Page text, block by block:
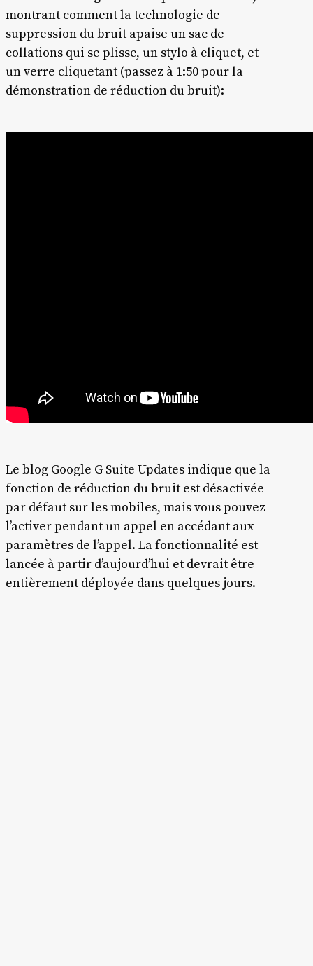
montrant comment la technologie de
suppression du bruit apaise un sac de
collations qui se plisse, un stylo à cliquet, et
un verre cliquetant (passez à 1:50 pour la
démonstration de réduction du bruit):
Le blog Google G Suite Updates indique que la
fonction de réduction du bruit est désactivée
par défaut sur les mobiles, mais vous pouvez
l’activer pendant un appel en accédant aux
paramètres de l’appel. La fonctionnalité est
lancée à partir d’aujourd’hui et devrait être
entièrement déployée dans quelques jours.